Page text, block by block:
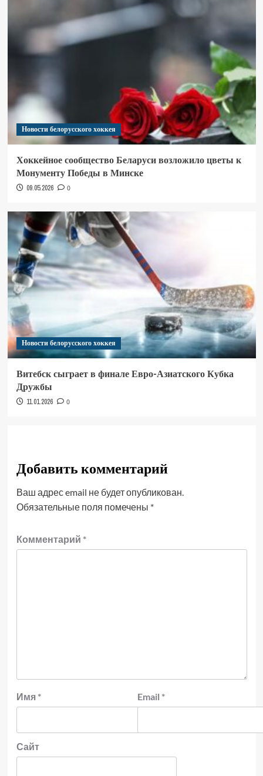
Новости белорусского хоккея
Хоккейное сообщество Беларуси возложило цветы к
Монументу Победы в Минске
09.05.2026 0
Новости белорусского хоккея
Витебск сыграет в финале Евро-Азиатского Кубка
Дружбы
11.01.2026 0
Добавить комментарий
Ваш адрес email не будет опубликован.
Обязательные поля помечены *
Комментарий *
Имя * Email *
Сайт